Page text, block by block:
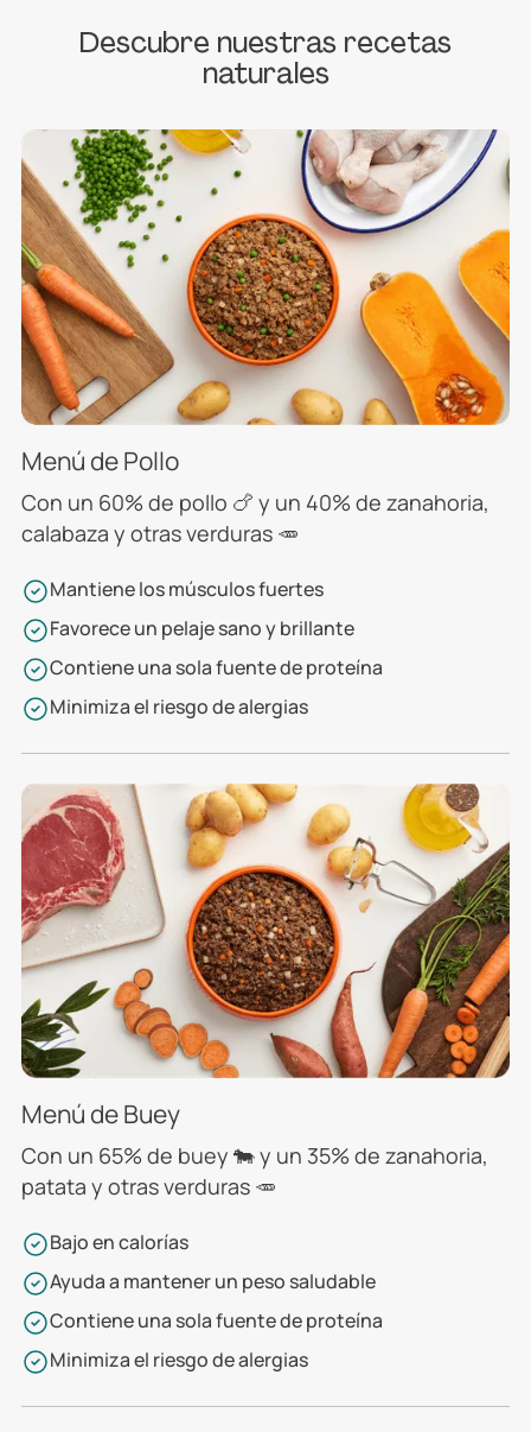
Descubre nuestras recetas
naturales
Menú de Pollo
Con un 60% de pollo 🍗 y un 40% de zanahoria,
calabaza y otras verduras 🥕
Mantiene los músculos fuertes
Favorece un pelaje sano y brillante
Contiene una sola fuente de proteína
Minimiza el riesgo de alergias
Menú de Buey
Con un 65% de buey 🐄 y un 35% de zanahoria,
patata y otras verduras 🥕
Bajo en calorías
Ayuda a mantener un peso saludable
Contiene una sola fuente de proteína
Minimiza el riesgo de alergias